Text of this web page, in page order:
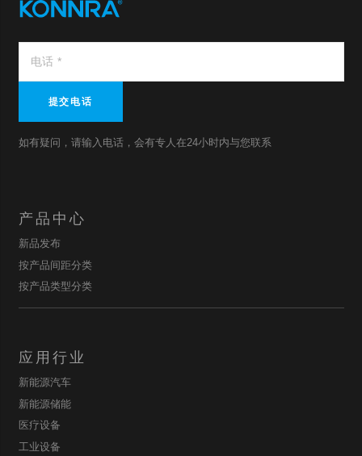
提交电话
如有疑问，请输入电话，会有专人在24小时内与您联系
产品中心
新品发布
按产品间距分类
按产品类型分类
应用行业
新能源汽车
新能源储能
医疗设备
工业设备